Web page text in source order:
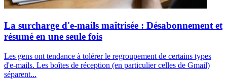
La surcharge d'e-mails maîtrisée : Désabonnement et
résumé en une seule fois
Les gens ont tendance à tolérer le regroupement de certains types
d'e-mails. Les boîtes de réception (en particulier celles de Gmail)
séparent...